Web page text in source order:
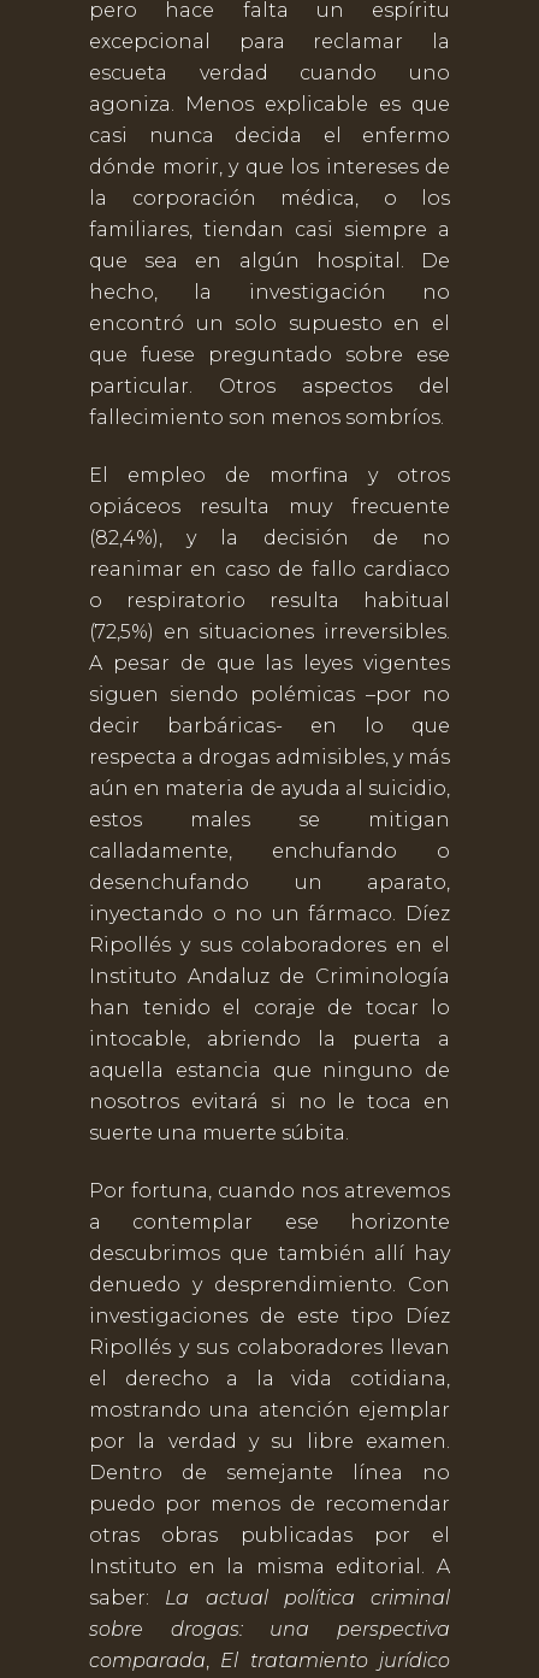
pero hace falta un espíritu
excepcional para reclamar la
escueta verdad cuando uno
agoniza. Menos explicable es que
casi nunca decida el enfermo
dónde morir, y que los intereses de
la corporación médica, o los
familiares, tiendan casi siempre a
que sea en algún hospital. De
hecho, la investigación no
encontró un solo supuesto en el
que fuese preguntado sobre ese
particular. Otros aspectos del
fallecimiento son menos sombríos.
El empleo de morfina y otros
opiáceos resulta muy frecuente
(82,4%), y la decisión de no
reanimar en caso de fallo cardiaco
o respiratorio resulta habitual
(72,5%) en situaciones irreversibles.
A pesar de que las leyes vigentes
siguen siendo polémicas –por no
decir barbáricas- en lo que
respecta a drogas admisibles, y más
aún en materia de ayuda al suicidio,
estos males se mitigan
calladamente, enchufando o
desenchufando un aparato,
inyectando o no un fármaco. Díez
Ripollés y sus colaboradores en el
Instituto Andaluz de Criminología
han tenido el coraje de tocar lo
intocable, abriendo la puerta a
aquella estancia que ninguno de
nosotros evitará si no le toca en
suerte una muerte súbita.
Por fortuna, cuando nos atrevemos
a contemplar ese horizonte
descubrimos que también allí hay
denuedo y desprendimiento. Con
investigaciones de este tipo Díez
Ripollés y sus colaboradores llevan
el derecho a la vida cotidiana,
mostrando una atención ejemplar
por la verdad y su libre examen.
Dentro de semejante línea no
puedo por menos de recomendar
otras obras publicadas por el
Instituto en la misma editorial. A
saber: La actual política criminal
sobre drogas: una perspectiva
comparada, El tratamiento jurídico